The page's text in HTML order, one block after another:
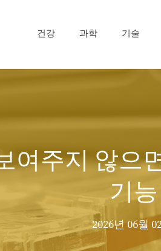
건강 과학 기술
여주지 않으
기능
2026년 06월